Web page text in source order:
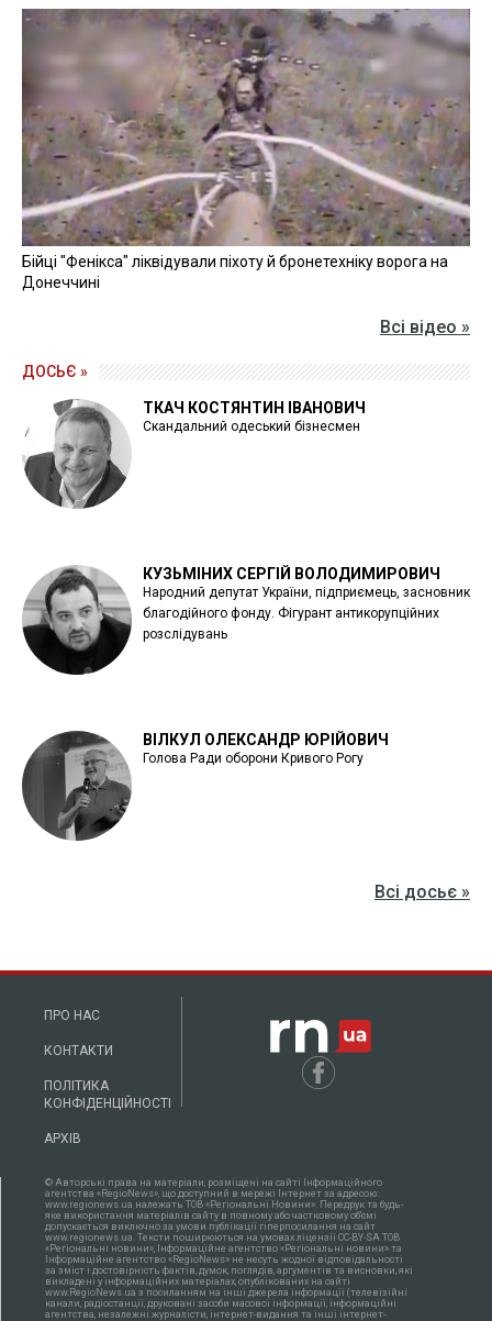
Бійці "Фенікса" ліквідували піхоту й бронетехніку ворога на
Донеччині
Всі відео »
ДОСЬЄ »
ТКАЧ КОСТЯНТИН ІВАНОВИЧ
Скандальний одеський бізнесмен
КУЗЬМІНИХ СЕРГІЙ ВОЛОДИМИРОВИЧ
Народний депутат України, підприємець, засновник
благодійного фонду. Фігурант антикорупційних
розслідувань
ВІЛКУЛ ОЛЕКСАНДР ЮРІЙОВИЧ
Голова Ради оборони Кривого Рогу
Всі досьє »
ПРО НАС
КОНТАКТИ
ПОЛІТИКА
КОНФІДЕНЦІЙНОСТІ
АРХІВ
© Авторські права на матеріали, розміщені на сайті Інформаційного
агентства «RegioNews», що доступний в мережі Інтернет за адресою:
www.regionews.ua належать ТОВ «Регіональні Новини». Передрук та будь-
яке використання матеріалів сайту в повному або частковому об'ємі
допускається виключно за умови публікації гіперпосилання на сайт
www.regionews.ua. Тексти поширюються нa умовах ліцензії CC-BY-SA ТОВ
«Регіональні новини», Інформаційне агентство «Регіональні новини» та
Інформаційне агентство «RegioNews» не несуть жодної відповідальності
за зміст і достовірність фактів, думок, поглядів, аргументів та висновки, які
викладені у інформаційних матеріалах, опублікованих на сайті
www.RegioNews.ua з посиланням на інші джерела інформації (телевізійні
канали, радіостанції, друковані засоби масової інформації, інформаційні
агентства, незалежні журналісти, інтернет-видання та інші інтернет-